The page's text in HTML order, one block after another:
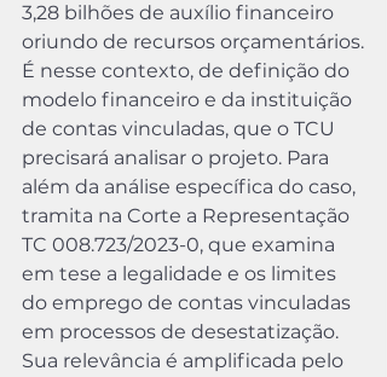
3,28 bilhões de auxílio financeiro
oriundo de recursos orçamentários.
É nesse contexto, de definição do
modelo financeiro e da instituição
de contas vinculadas, que o TCU
precisará analisar o projeto. Para
além da análise específica do caso,
tramita na Corte a Representação
TC 008.723/2023-0, que examina
em tese a legalidade e os limites
do emprego de contas vinculadas
em processos de desestatização.
Sua relevância é amplificada pelo